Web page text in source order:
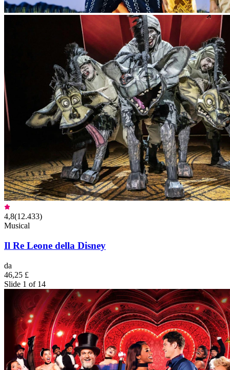
4,8(12.433)
Musical
Il Re Leone della Disney
da
46,25 £
Slide 1 of 14